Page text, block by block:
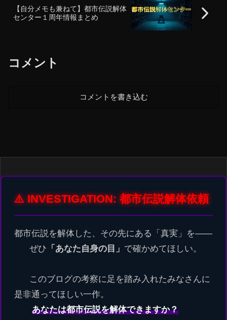
【自分メモも兼ねて】都市伝説解体
センター１周年情報まとめ
コメント
コメントを書き込む
⚠️ INVESTIGATION: 都市伝説解体依頼
都市伝説を解体した、その先にある「真実」を――
ぜひ 「あなた自身の目」 で確かめてほしい。
このブログの考察に足を踏み入れたみなさんに
是非通ってほしい一作。
あなたは都市伝説を解体できますか？